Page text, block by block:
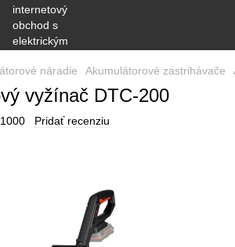
náradie Akumulátorové zastrihávače
vyžínač DTC-200
Pridať recenziu